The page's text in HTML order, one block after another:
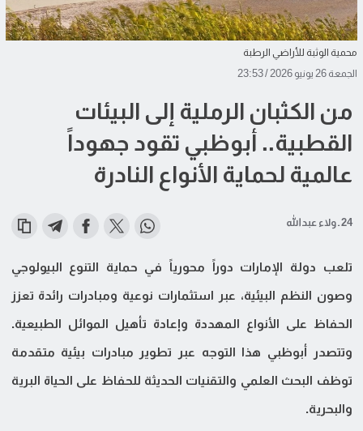
محمية الوثبة للأراضي الرطبة
الجمعة 26 يونيو 2026 / 23:53
من الكثبان الرملية إلى البيئات
القطبية.. أبوظبي تقود جهوداً
عالمية لحماية الأنواع النادرة
24 ـ ولاء عبدالله
تلعب دولة الإمارات دوراً محورياً في حماية التنوع البيولوجي
وصون النظم البيئية، عبر استثمارات نوعية ومبادرات رائدة تعزز
الحفاظ على الأنواع المهددة وإعادة تأهيل الموائل الطبيعية.
وتتصدر أبوظبي هذا التوجه عبر تطوير مبادرات بيئية متقدمة
توظف البحث العلمي والتقنيات الحديثة للحفاظ على الحياة البرية
والبحرية.